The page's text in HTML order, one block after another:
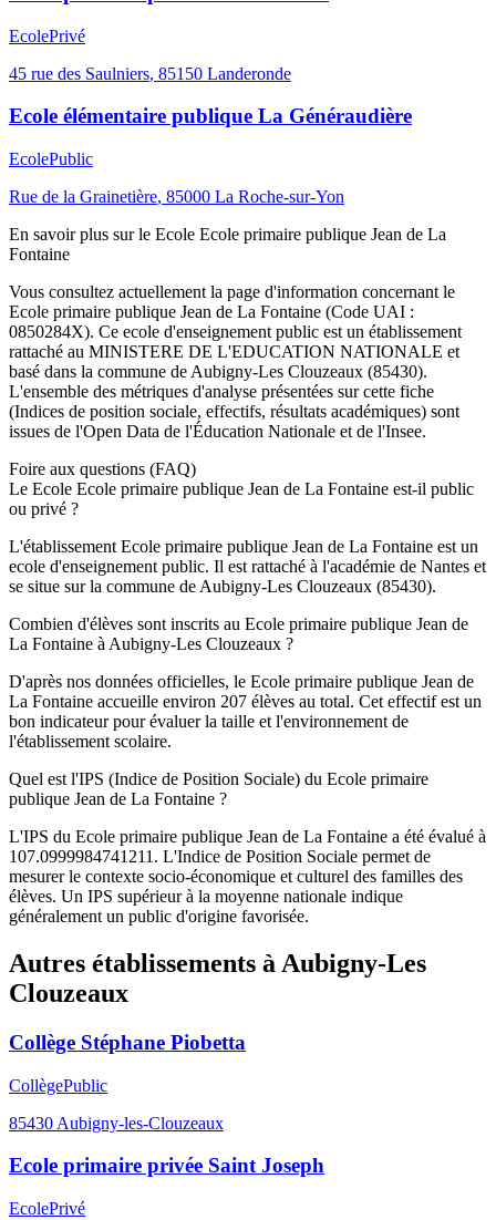
EcolePrivé
45 rue des Saulniers, 85150 Landeronde
Ecole élémentaire publique La Généraudière
EcolePublic
Rue de la Grainetière, 85000 La Roche-sur-Yon
En savoir plus sur le Ecole Ecole primaire publique Jean de La
Fontaine
Vous consultez actuellement la page d'information concernant le
Ecole primaire publique Jean de La Fontaine (Code UAI :
0850284X). Ce ecole d'enseignement public est un établissement
rattaché au MINISTERE DE L'EDUCATION NATIONALE et
basé dans la commune de Aubigny-Les Clouzeaux (85430).
L'ensemble des métriques d'analyse présentées sur cette fiche
(Indices de position sociale, effectifs, résultats académiques) sont
issues de l'Open Data de l'Éducation Nationale et de l'Insee.
Foire aux questions (FAQ)
Le Ecole Ecole primaire publique Jean de La Fontaine est-il public
ou privé ?
L'établissement Ecole primaire publique Jean de La Fontaine est un
ecole d'enseignement public. Il est rattaché à l'académie de Nantes et
se situe sur la commune de Aubigny-Les Clouzeaux (85430).
Combien d'élèves sont inscrits au Ecole primaire publique Jean de
La Fontaine à Aubigny-Les Clouzeaux ?
D'après nos données officielles, le Ecole primaire publique Jean de
La Fontaine accueille environ 207 élèves au total. Cet effectif est un
bon indicateur pour évaluer la taille et l'environnement de
l'établissement scolaire.
Quel est l'IPS (Indice de Position Sociale) du Ecole primaire
publique Jean de La Fontaine ?
L'IPS du Ecole primaire publique Jean de La Fontaine a été évalué à
107.0999984741211. L'Indice de Position Sociale permet de
mesurer le contexte socio-économique et culturel des familles des
élèves. Un IPS supérieur à la moyenne nationale indique
généralement un public d'origine favorisée.
Autres établissements à Aubigny-Les
Clouzeaux
Collège Stéphane Piobetta
CollègePublic
85430 Aubigny-les-Clouzeaux
Ecole primaire privée Saint Joseph
EcolePrivé